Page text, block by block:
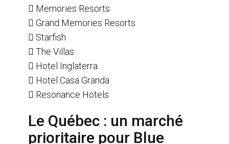
 Memories Resorts
 Grand Memories Resorts
 Starfish
 The Villas
 Hotel Inglaterra
 Hotel Casa Granda
 Resonance Hotels
Le Québec : un marché
prioritaire pour Blue